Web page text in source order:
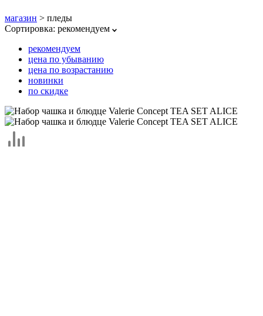
магазин > пледы
Сортировка: рекомендуем
рекомендуем
цена по убыванию
цена по возрастанию
новинки
по скидке